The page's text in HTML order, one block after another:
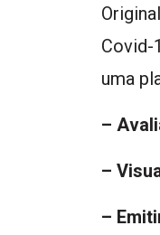
Covid-
uma
–
–
–